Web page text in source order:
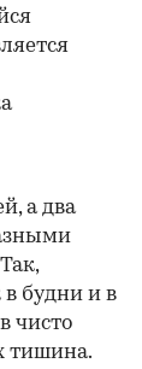
а два
будни и в
чисто
тишина.